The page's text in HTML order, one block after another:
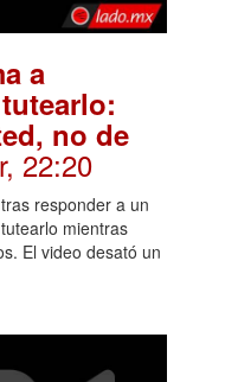
a
no de
22:20
responder a un
mientras
El video desató un